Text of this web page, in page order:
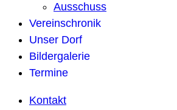
Ausschuss
Vereinschronik
Unser Dorf
Bildergalerie
Termine
Kontakt